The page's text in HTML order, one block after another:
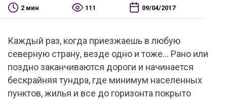
2 мин 111 09/04/2017
Каждый раз, когда приезжаешь в любую
северную страну, везде одно и тоже… Рано или
поздно заканчиваются дороги и начинается
бескрайняя тундра, где минимум населенных
пунктов, жилья и все до горизонта покрыто